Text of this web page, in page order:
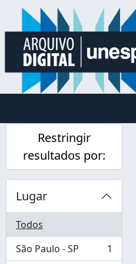
Skip to main content
Restringir
resultados por:
Lugar
Todos
São Paulo - SP
, 1 resultados
1